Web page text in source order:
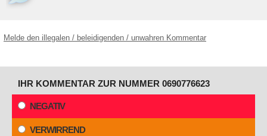
Melde den illegalen / beleidigenden / unwahren Kommentar
IHR KOMMENTAR ZUR NUMMER 0690776623
NEGATIV
VERWIRREND